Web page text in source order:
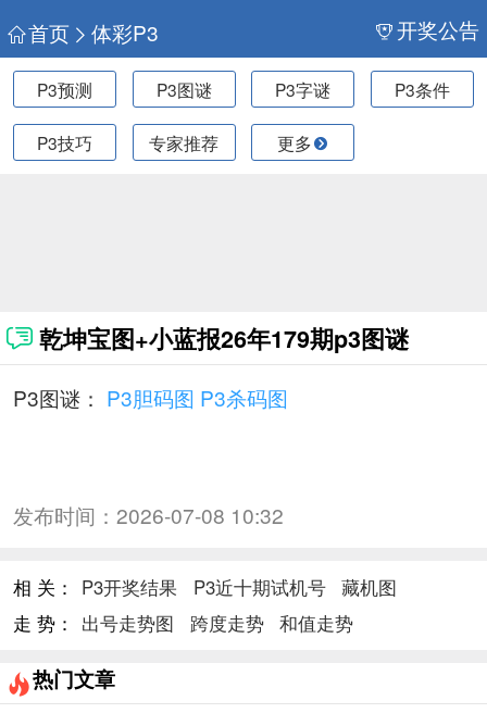
首页 体彩P3 开奖公告
P3预测 P3图谜 P3字谜 P3条件
P3技巧 专家推荐 更多
乾坤宝图+小蓝报26年179期p3图谜
P3图谜： P3胆码图 P3杀码图
发布时间： 2026-07-08 10:32
相 关： P3开奖结果 P3近十期试机号
藏机图
走 势：
出号走势图 跨度走势 和值走势
热门文章